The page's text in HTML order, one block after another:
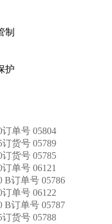
制
护
订单号 05804
订货号 05789
订货号 05785
订单号 06121
B订单号 05786
订单号 06122
B订单号 05787
订货号 05788